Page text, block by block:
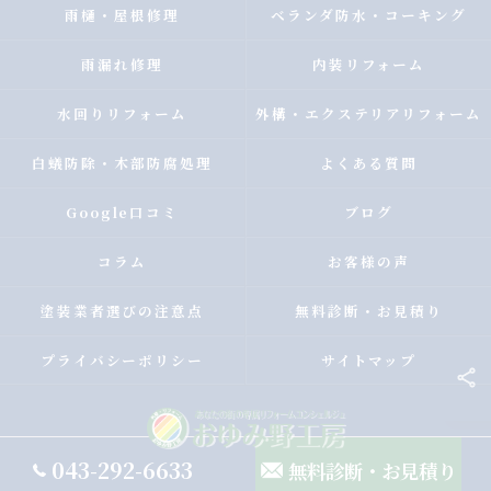
043-292-6633 無料診断・お見積り
雨樋・屋根修理 ベランダ防水・コーキング
雨漏れ修理 内装リフォーム
水回りリフォーム 外構・エクステリアリフォーム
白蟻防除・木部防腐処理 よくある質問
Google口コミ ブログ
コラム お客様の声
塗装業者選びの注意点 無料診断・お見積り
プライバシーポリシー サイトマップ
© 2026 千葉県千葉市の外壁塗装ならおゆみ野工房 ALL RIGHTS RESERVED.